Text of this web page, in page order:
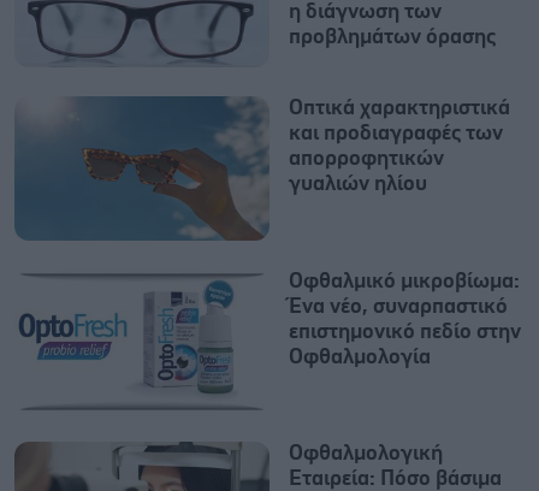
η διάγνωση των
προβλημάτων όρασης
Οπτικά χαρακτηριστικά
και προδιαγραφές των
απορροφητικών
γυαλιών ηλίου
Οφθαλμικό μικροβίωμα:
Ένα νέο, συναρπαστικό
επιστημονικό πεδίο στην
Οφθαλμολογία
Οφθαλμολογική
Εταιρεία: Πόσο βάσιμα